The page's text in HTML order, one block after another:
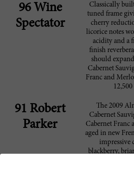
96 Wine
Spectator
Classically
tuned frame
cherry
licorice notes
acidity and a
finish
should
Cabernet
Franc and
91 Robert
Parker
The 2009
Cabernet
Cabernet Franc
aged in new
impressive
blackberry,